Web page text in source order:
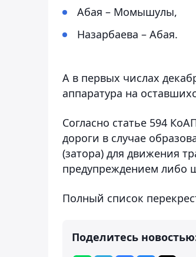
Абая – Момышулы,
Назарбаева – Абая.
А в первых числах
аппаратура на
Согласно статье 594
дороги в случае
(затора) для движения
предупреждением либо
Полный список
Поделитесь